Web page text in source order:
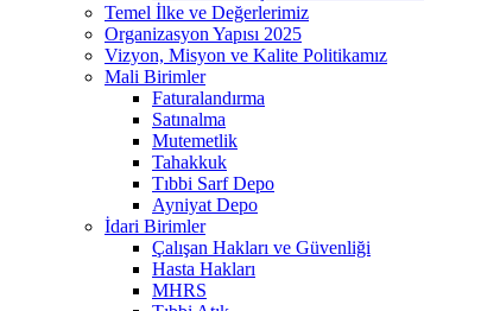
Temel İlke ve Değerlerimiz
Organizasyon Yapısı 2025
Vizyon, Misyon ve Kalite Politikamız
Mali Birimler
Faturalandırma
Satınalma
Mutemetlik
Tahakkuk
Tıbbi Sarf Depo
Ayniyat Depo
İdari Birimler
Çalışan Hakları ve Güvenliği
Hasta Hakları
MHRS